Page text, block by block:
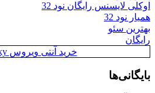
اوکلی لایسنس رایگان نود 32
همیار نود 32
بهترین سئو
رایگان
خرید آنتی ویروس Kaspersky
بایگانی‌ها